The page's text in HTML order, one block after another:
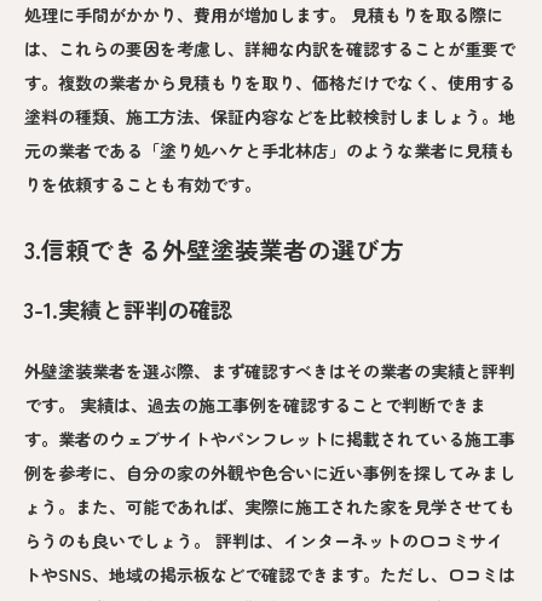
処理に手間がかかり、費用が増加します。 見積もりを取る際に
は、これらの要因を考慮し、詳細な内訳を確認することが重要で
す。複数の業者から見積もりを取り、価格だけでなく、使用する
塗料の種類、施工方法、保証内容などを比較検討しましょう。地
元の業者である「塗り処ハケと手北林店」のような業者に見積も
りを依頼することも有効です。
3.信頼できる外壁塗装業者の選び方
3-1.実績と評判の確認
外壁塗装業者を選ぶ際、まず確認すべきはその業者の実績と評判
です。 実績は、過去の施工事例を確認することで判断できま
す。業者のウェブサイトやパンフレットに掲載されている施工事
例を参考に、自分の家の外観や色合いに近い事例を探してみまし
ょう。また、可能であれば、実際に施工された家を見学させても
らうのも良いでしょう。 評判は、インターネットの口コミサイ
トやSNS、地域の掲示板などで確認できます。ただし、口コミは